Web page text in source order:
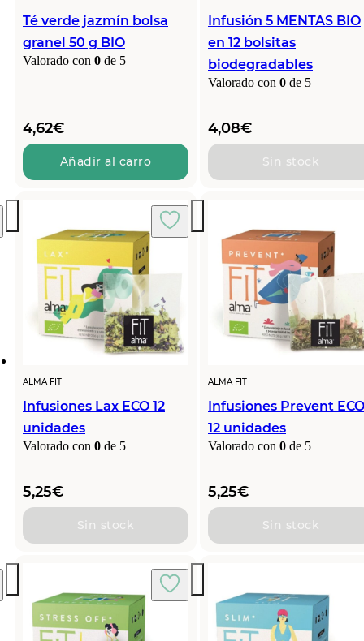
Té verde jazmín bolsa
granel 50 g BIO
Valorado con 0 de 5
4,62€
Añadir al carro
Infusión 5 MENTAS BIO
en 12 bolsitas
biodegradables
Valorado con 0 de 5
4,08€
Sin stock
ALMA FIT
Infusiones Lax ECO 12
unidades
Valorado con 0 de 5
5,25€
Sin stock
ALMA FIT
Infusiones Prevent ECO
12 unidades
Valorado con 0 de 5
5,25€
Sin stock